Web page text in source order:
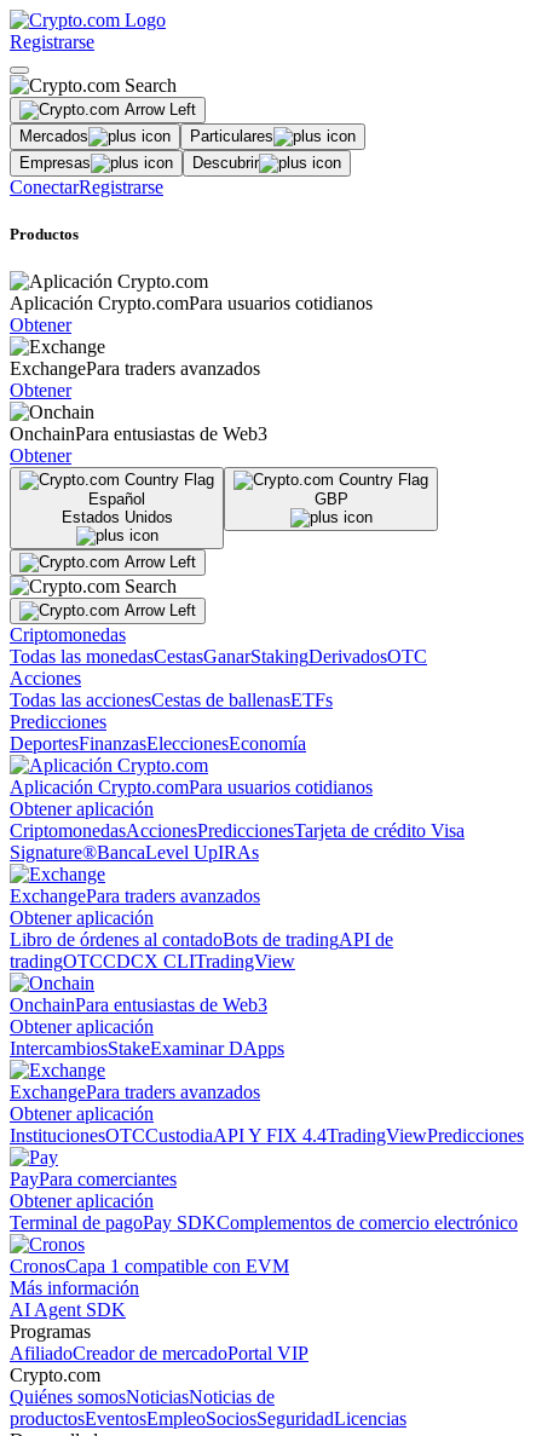
Registrarse
Mercados
Particulares
Empresas
Descubrir
ConectarRegistrarse
Productos
Aplicación Crypto.comPara usuarios cotidianos
Obtener
ExchangePara traders avanzados
Obtener
OnchainPara entusiastas de Web3
Obtener
Español
Estados Unidos
GBP
Criptomonedas
Todas las monedasCestasGanarStakingDerivadosOTC
Acciones
Todas las accionesCestas de ballenasETFs
Predicciones
DeportesFinanzasEleccionesEconomía
Aplicación Crypto.comPara usuarios cotidianos
Obtener aplicación
CriptomonedasAccionesPrediccionesTarjeta de crédito Visa
Signature®BancaLevel UpIRAs
ExchangePara traders avanzados
Obtener aplicación
Libro de órdenes al contadoBots de tradingAPI de
tradingOTCCDCX CLITradingView
OnchainPara entusiastas de Web3
Obtener aplicación
IntercambiosStakeExaminar DApps
ExchangePara traders avanzados
Obtener aplicación
InstitucionesOTCCustodiaAPI Y FIX 4.4TradingViewPredicciones
PayPara comerciantes
Obtener aplicación
Terminal de pagoPay SDKComplementos de comercio electrónico
CronosCapa 1 compatible con EVM
Más información
AI Agent SDK
Programas
AfiliadoCreador de mercadoPortal VIP
Crypto.com
Quiénes somosNoticiasNoticias de
productosEventosEmpleoSociosSeguridadLicencias